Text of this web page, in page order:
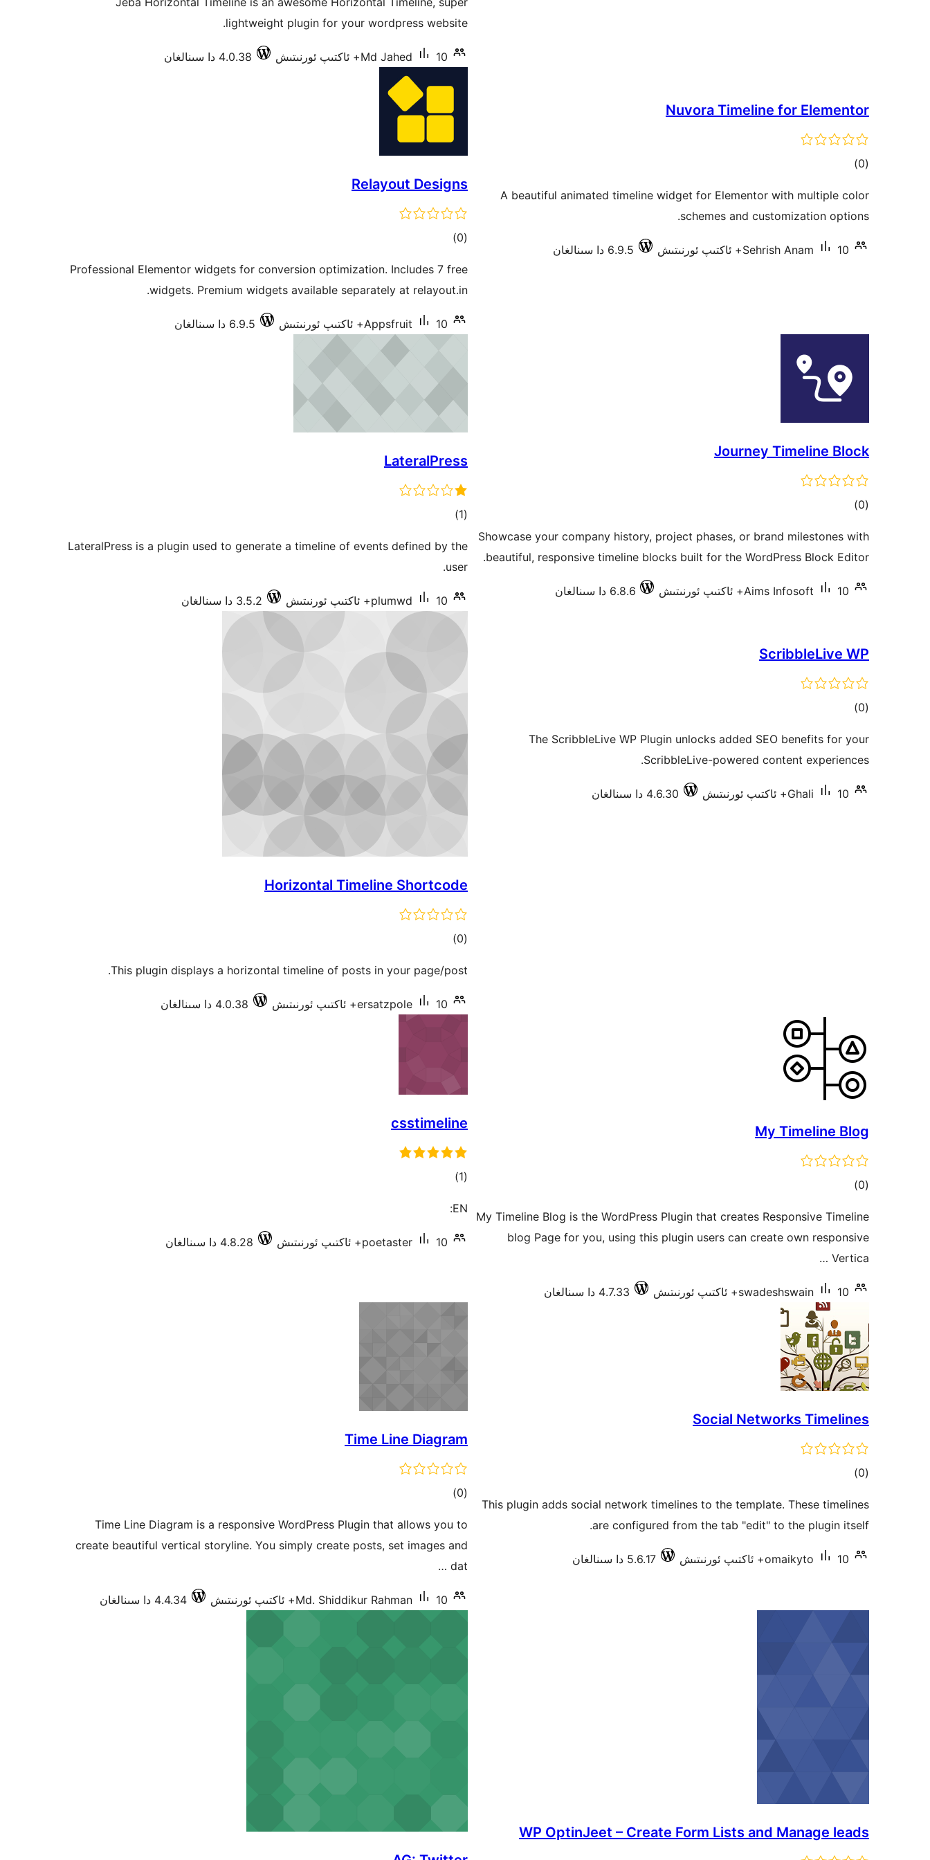
lightweight plugin for your wordpress website.
Md Jahed 10+ ئاكتىپ ئورنىتىش 4.0.38 دا سىنالغان
Nuvora Timeline for Elementor
(0 ئومۇمىي)
A beautiful animated timeline widget for Elementor with multiple color
schemes and customization options.
Sehrish Anam 10+ ئاكتىپ ئورنىتىش 6.9.5 دا سىنالغان
Relayout Designs
(0 ئومۇمىي)
Professional Elementor widgets for conversion optimization. Includes 7 free
widgets. Premium widgets available separately at relayout.in.
Appsfruit 10+ ئاكتىپ ئورنىتىش 6.9.5 دا سىنالغان
Journey Timeline Block
(0 ئومۇمىي)
Showcase your company history, project phases, or brand milestones with
beautiful, responsive timeline blocks built for the WordPress Block Editor.
Aims Infosoft 10+ ئاكتىپ ئورنىتىش 6.8.6 دا سىنالغان
LateralPress
(1 ئومۇمىي)
LateralPress is a plugin used to generate a timeline of events defined by the
user.
plumwd 10+ ئاكتىپ ئورنىتىش 3.5.2 دا سىنالغان
ScribbleLive WP
(0 ئومۇمىي)
The ScribbleLive WP Plugin unlocks added SEO benefits for your
ScribbleLive-powered content experiences.
Ghali 10+ ئاكتىپ ئورنىتىش 4.6.30 دا سىنالغان
Horizontal Timeline Shortcode
(0 ئومۇمىي)
This plugin displays a horizontal timeline of posts in your page/post.
ersatzpole 10+ ئاكتىپ ئورنىتىش 4.0.38 دا سىنالغان
My Timeline Blog
(0 ئومۇمىي)
My Timeline Blog is the WordPress Plugin that creates Responsive Timeline
blog Page for you, using this plugin users can create own responsive
Vertica …
swadeshswain 10+ ئاكتىپ ئورنىتىش 4.7.33 دا سىنالغان
csstimeline
(1 ئومۇمىي)
EN:
poetaster 10+ ئاكتىپ ئورنىتىش 4.8.28 دا سىنالغان
Social Networks Timelines
(0 ئومۇمىي)
This plugin adds social network timelines to the template. These timelines
are configured from the tab "edit" to the plugin itself.
omaikyto 10+ ئاكتىپ ئورنىتىش 5.6.17 دا سىنالغان
Time Line Diagram
(0 ئومۇمىي)
Time Line Diagram is a responsive WordPress Plugin that allows you to
create beautiful vertical storyline. You simply create posts, set images and
dat …
Md. Shiddikur Rahman 10+ ئاكتىپ ئورنىتىش 4.4.34 دا سىنالغان
WP OptinJeet – Create Form Lists and Manage leads